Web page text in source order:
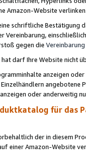
Amazon-Website
schriftliche
Vereinbarung,
gegen die Vereinbarung
darf Ihre Website nicht
anzeigen
oder anderweitig
für das
der in diesem
einer Amazon-Website